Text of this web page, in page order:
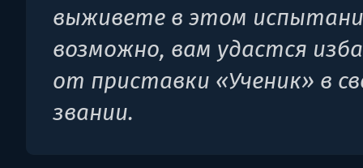
выживете в этом
возможно, вам удастся
от приставки «Ученик» в
звании.